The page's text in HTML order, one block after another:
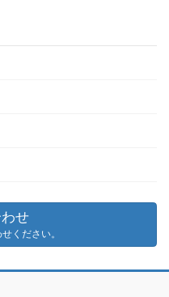
せ
ください。